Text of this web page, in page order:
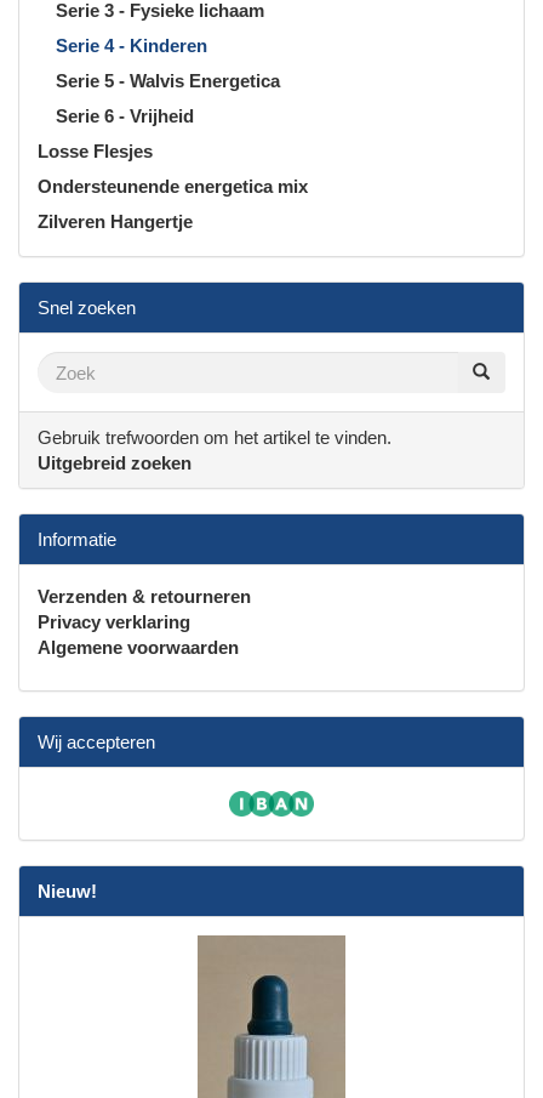
Serie 3 - Fysieke lichaam
Serie 4 - Kinderen
Serie 5 - Walvis Energetica
Serie 6 - Vrijheid
Losse Flesjes
Ondersteunende energetica mix
Zilveren Hangertje
Snel zoeken
Gebruik trefwoorden om het artikel te vinden.
Uitgebreid zoeken
Informatie
Verzenden & retourneren
Privacy verklaring
Algemene voorwaarden
Wij accepteren
Nieuw!